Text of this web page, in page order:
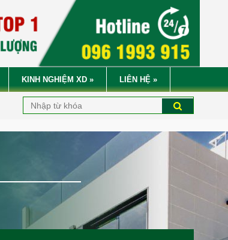
KINH NGHIỆM XD » LIÊN HỆ »
CÔNG TY CỔ PHẦN